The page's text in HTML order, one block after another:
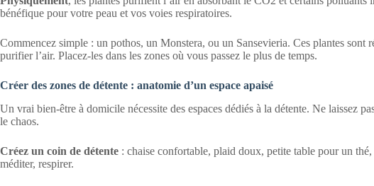
bénéfique pour votre peau et vos voies respiratoires.
Commencez simple : un pothos, un Monstera, ou un Sansevieria. Ces plantes sont
purifier l’air. Placez-les dans les zones où vous passez le plus de temps.
Créer des zones de détente : anatomie d’un espace apaisé
Un vrai bien-être à domicile nécessite des espaces dédiés à la détente. Ne laissez
le chaos.
Créez un coin de détente : chaise confortable, plaid doux, petite table pour un
méditer, respirer.